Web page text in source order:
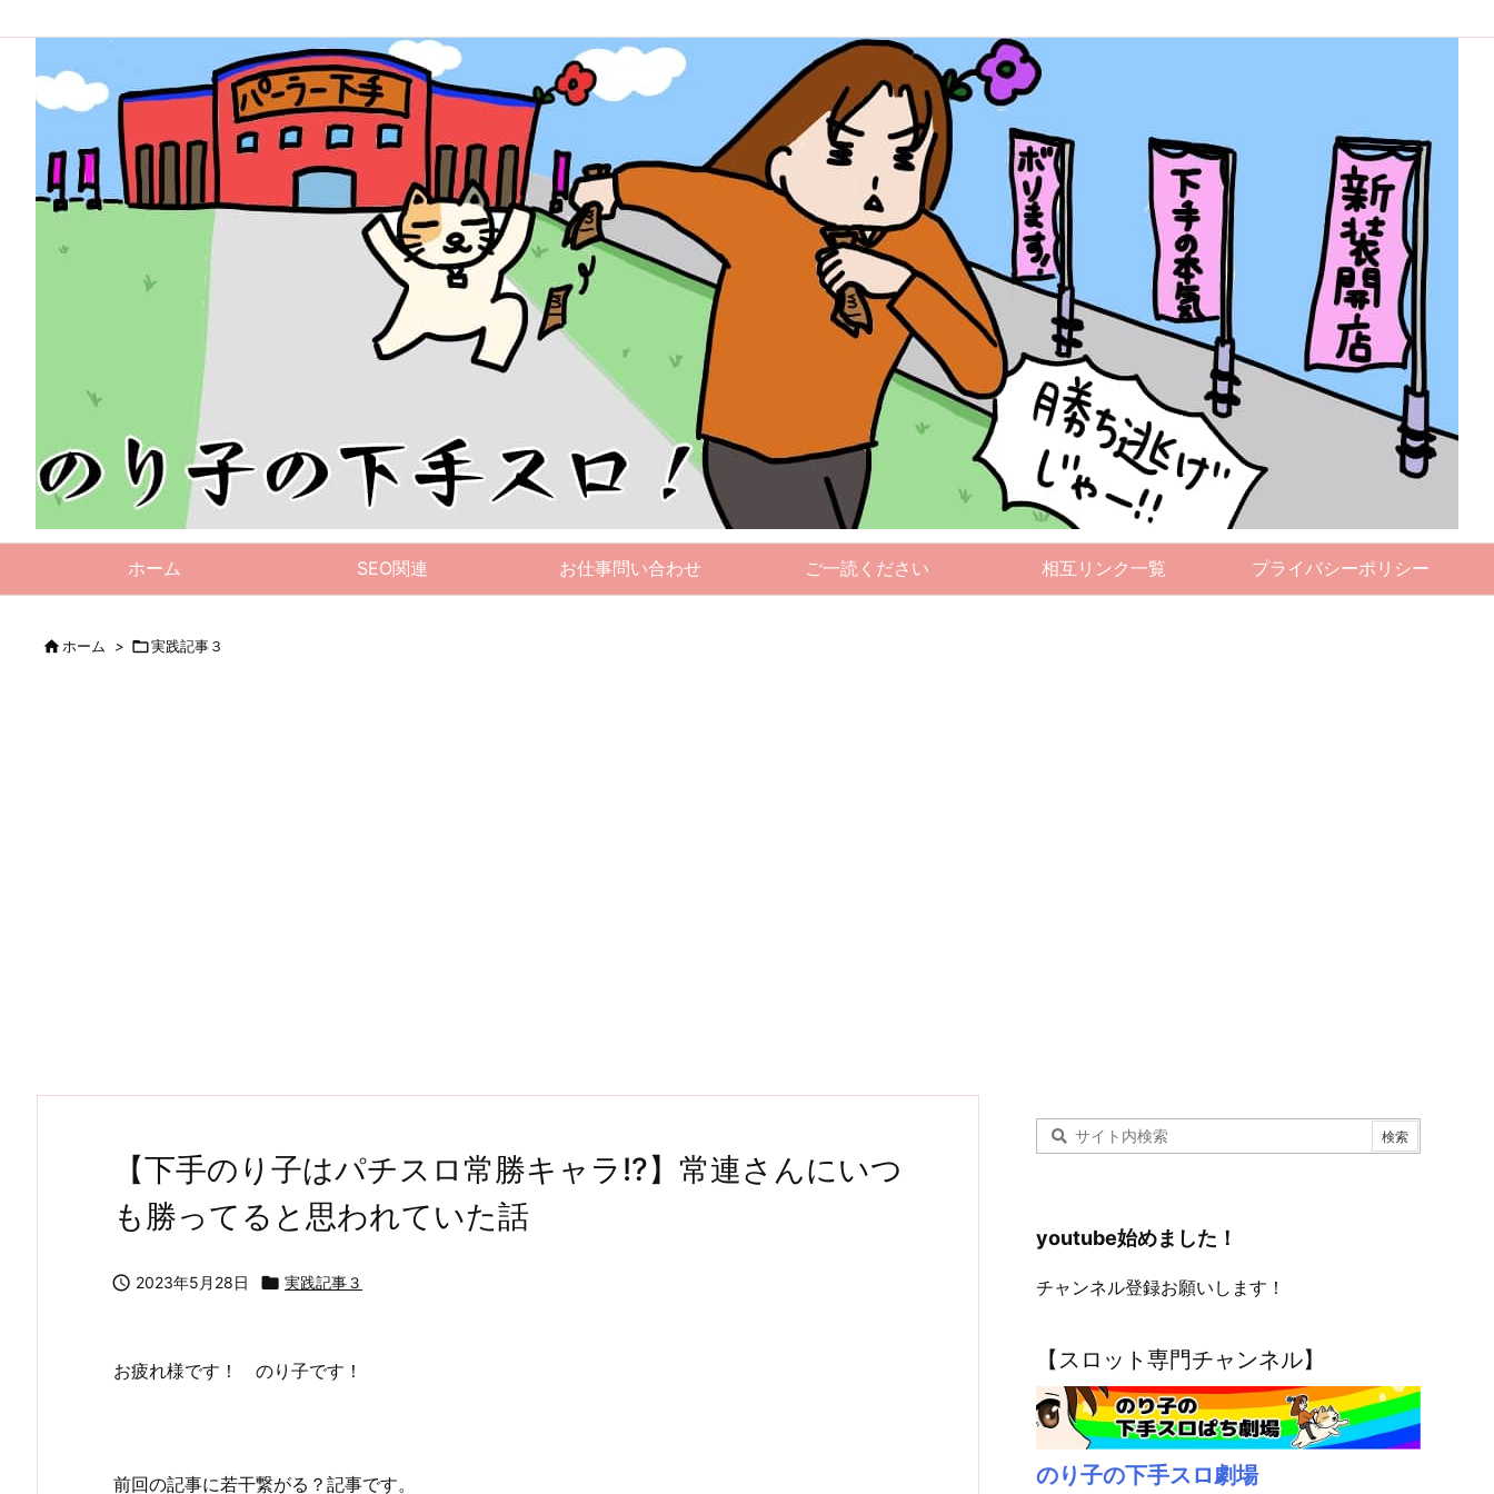
ホーム SEO関連 お仕事問い合わせ ご一読ください 相互リンク一覧 プライバシーポリシー
ホーム > 実践記事３
【下手のり子はパチスロ常勝キャラ!?】常連さんにいつ
も勝ってると思われていた話
 2023年5月28日  実践記事３
お疲れ様です！ のり子です！
前回の記事に若干繋がる？記事です。
youtube始めました！
チャンネル登録お願いします！
【スロット専門チャンネル】
のり子の下手スロ劇場